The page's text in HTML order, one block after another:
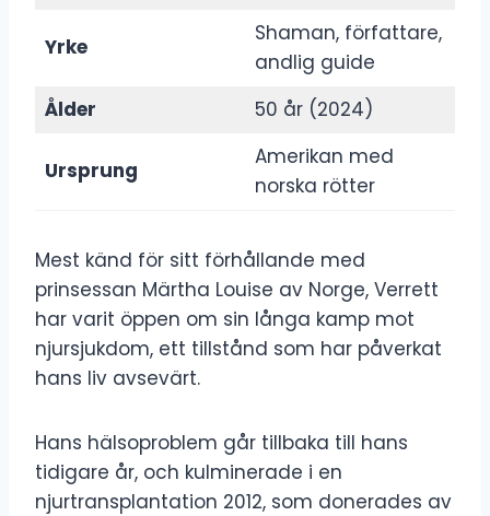
Yrke
Shaman, författare,
andlig guide
Ålder
50 år (2024)
Ursprung
Amerikan med
norska rötter
Mest känd för sitt förhållande med
prinsessan Märtha Louise av Norge, Verrett
har varit öppen om sin långa kamp mot
njursjukdom, ett tillstånd som har påverkat
hans liv avsevärt.
Hans hälsoproblem går tillbaka till hans
tidigare år, och kulminerade i en
njurtransplantation 2012, som donerades av